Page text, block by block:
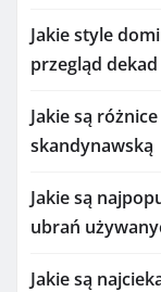
Jakie style
przegląd dekad
Jakie są
skandynawską
Jakie są
ubrań
Jakie są